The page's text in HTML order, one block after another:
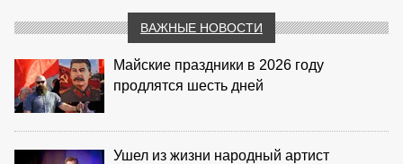
ВАЖНЫЕ НОВОСТИ
Майские праздники в 2026 году
продлятся шесть дней
Ушел из жизни народный артист